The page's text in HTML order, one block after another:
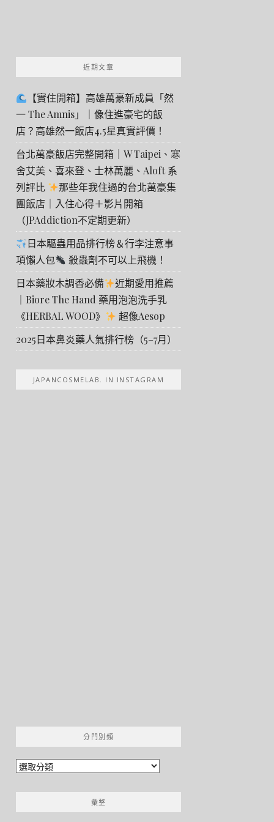
近期文章
【實住開箱】高雄萬豪新成員「然
一 The Amnis」｜像住進豪宅的飯
店？高雄然一飯店4.5星真實評價！
台北萬豪飯店完整開箱｜W Taipei、寒
舍艾美、喜來登、士林萬麗、Aloft 系
列評比
那些年我住過的台北萬豪集
團飯店｜入住心得＋影片開箱
（JPAddiction不定期更新）
日本驅蟲用品排行榜＆行李注意事
項懶人包
殺蟲劑不可以上飛機！
日本藥妝木調香必備
近期愛用推薦
｜Biore The Hand 藥用泡泡洗手乳
《HERBAL WOOD》
超像Aesop
2025日本鼻炎藥人氣排行榜（5–7月）
JAPANCOSMELAB. IN INSTAGRAM
分門別類
分
別
彙整